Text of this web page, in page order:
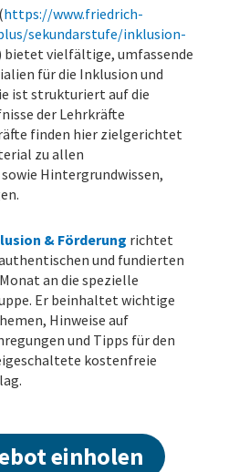
(https://www.friedrich-
sekundarstufe/inklusion-
bietet vielfältige, umfassende
für die Inklusion und
ist strukturiert auf die
der Lehrkräfte
finden hier zielgerichtet
zu allen
Hintergrundwissen,
& Förderung richtet
und fundierten
an die spezielle
Er beinhaltet wichtige
Hinweise auf
und Tipps für den
kostenfreie
einholen